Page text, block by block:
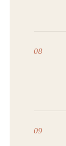
08
09